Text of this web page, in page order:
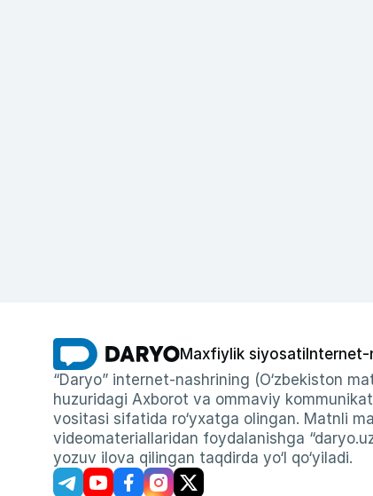
Maxfiylik siyosati
“Daryo” internet-nashrining (O‘zbekiston
huzuridagi Axborot va ommaviy
vositasi sifatida ro‘yxatga olingan. Matnli
videomateriallaridan foydalanishga
yozuv ilova qilingan taqdirda yo‘l qo‘yiladi.